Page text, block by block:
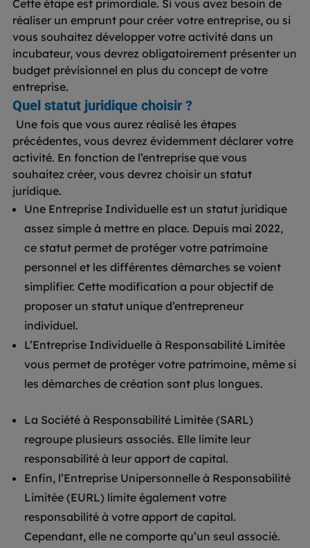
Cette étape est primordiale. Si vous avez besoin de
réaliser un emprunt pour créer votre entreprise, ou si
vous souhaitez développer votre activité dans un
incubateur, vous devrez obligatoirement présenter un
budget prévisionnel en plus du concept de votre
entreprise.
Quel statut juridique choisir ?
Une fois que vous aurez réalisé les étapes
précédentes, vous devrez évidemment déclarer votre
activité. En fonction de l’entreprise que vous
souhaitez créer, vous devrez choisir un statut
juridique.
Une Entreprise Individuelle est un statut juridique
assez simple à mettre en place. Depuis mai 2022,
ce statut permet de protéger votre patrimoine
personnel et les différentes démarches se voient
simplifier. Cette modification a pour objectif de
proposer un statut unique d’entrepreneur
individuel.
L’Entreprise Individuelle à Responsabilité Limitée
vous permet de protéger votre patrimoine, même si
les démarches de création sont plus longues.
La Société à Responsabilité Limitée (SARL)
regroupe plusieurs associés. Elle limite leur
responsabilité à leur apport de capital.
Enfin, l’Entreprise Unipersonnelle à Responsabilité
Limitée (EURL) limite également votre
responsabilité à votre apport de capital.
Cependant, elle ne comporte qu’un seul associé.